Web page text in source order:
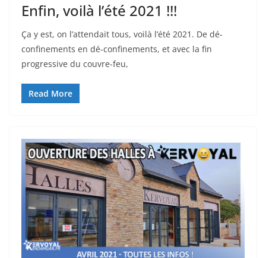
Enfin, voilà l’été 2021 !!!
Ça y est, on l’attendait tous, voilà l’été 2021. De dé-
confinements en dé-confinements, et avec la fin
progressive du couvre-feu,
Read More